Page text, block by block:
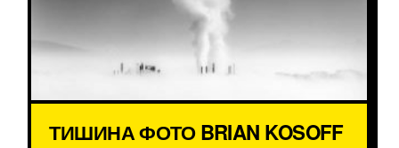
ТИШИНА ФОТО BRIAN KOSOFF